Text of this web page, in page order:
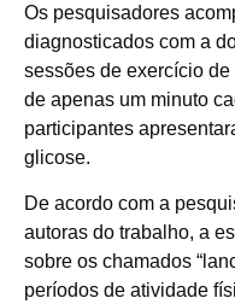
Os pesquisadores
diagnosticados com a
sessões de exercício
de apenas um minuto
participantes
glicose.
De acordo com a
autoras do trabalho, a
sobre os chamados
períodos de atividade